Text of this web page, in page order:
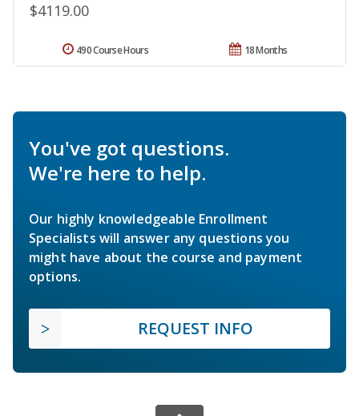
$4119.00
18 Months
490 Course Hours
You've got questions.
We're here to help.
Our highly knowledgeable Enrollment
Specialists will answer any questions you
might have about the course and payment
options.
REQUEST INFO